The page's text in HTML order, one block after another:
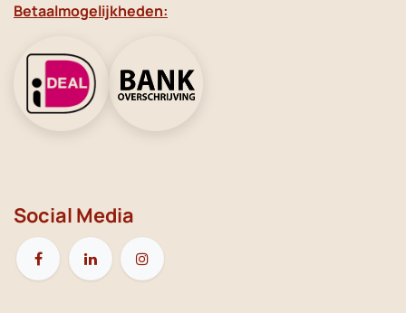
Betaalmogelijkheden:
Social Media